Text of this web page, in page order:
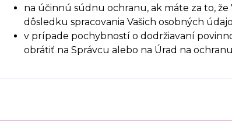
na účinnú súdnu ochranu, ak máte za to,
dôsledku spracovania Vašich osobných
v prípade pochybností o dodržiavaní
obrátiť na Správcu alebo na Úrad na